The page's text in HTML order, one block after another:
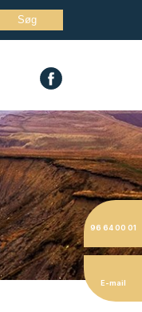
96 64 00 01
E-mail